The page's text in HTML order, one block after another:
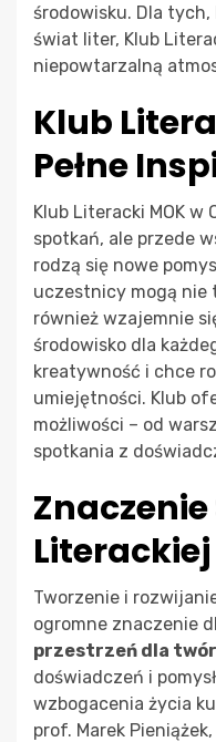
środowisku. Dla
świat liter, Klub
niepowtarzalną
Klub
Pełne
Klub Literacki MOK
spotkań, ale przede
rodzą się nowe
uczestnicy mogą nie
również wzajemnie
środowisko dla
kreatywność i chce
umiejętności. Klub
możliwości – od
spotkania z
Znaczenie
Literackiej
Tworzenie i
ogromne znaczenie
przestrzeń dla
doświadczeń i
wzbogacenia życia
prof. Marek